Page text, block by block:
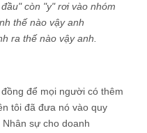
còn "y" rơi vào nhóm
thế nào vậy anh
ra thế nào vậy anh.
để mọi người có thêm
tôi đã đưa nó vào quy
sự cho doanh